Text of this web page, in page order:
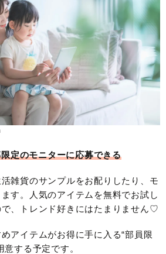
定のモニターに応募できる
雑貨のサンプルをお配りしたり、モ
す。人気のアイテムを無料でお試し
、トレンド好きにはたまりません♡
アイテムがお得に手に入る“部員限
する予定です。